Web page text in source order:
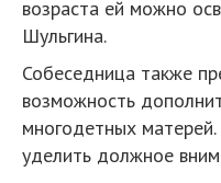
возраста ей можно
Шульгина.
Собеседница также
возможность
многодетных
уделить должное